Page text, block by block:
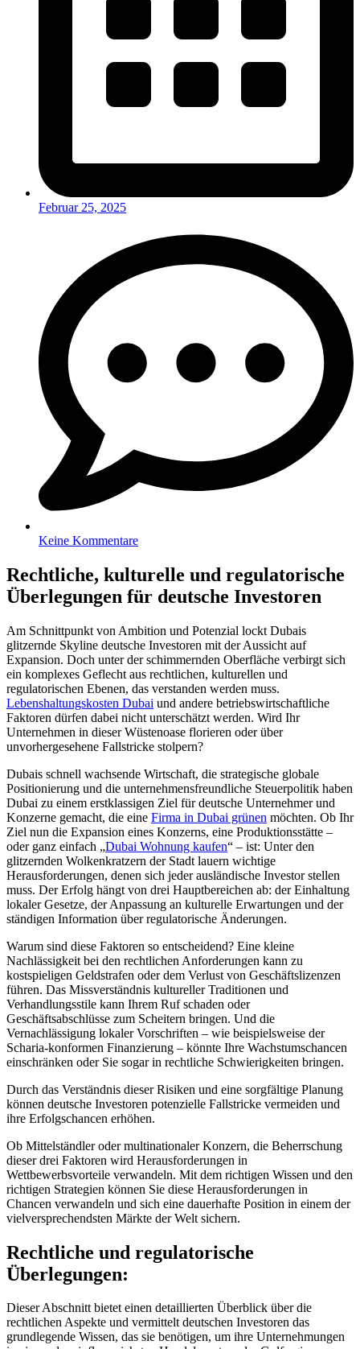
Februar 25, 2025
Keine Kommentare
Rechtliche, kulturelle und regulatorische
Überlegungen für deutsche Investoren
Am Schnittpunkt von Ambition und Potenzial lockt Dubais
glitzernde Skyline deutsche Investoren mit der Aussicht auf
Expansion. Doch unter der schimmernden Oberfläche verbirgt sich
ein komplexes Geflecht aus rechtlichen, kulturellen und
regulatorischen Ebenen, das verstanden werden muss.
Lebenshaltungskosten Dubai und andere betriebswirtschaftliche
Faktoren dürfen dabei nicht unterschätzt werden. Wird Ihr
Unternehmen in dieser Wüstenoase florieren oder über
unvorhergesehene Fallstricke stolpern?
Dubais schnell wachsende Wirtschaft, die strategische globale
Positionierung und die unternehmensfreundliche Steuerpolitik haben
Dubai zu einem erstklassigen Ziel für deutsche Unternehmer und
Konzerne gemacht, die eine Firma in Dubai grünen möchten. Ob Ihr
Ziel nun die Expansion eines Konzerns, eine Produktionsstätte –
oder ganz einfach „Dubai Wohnung kaufen“ – ist: Unter den
glitzernden Wolkenkratzern der Stadt lauern wichtige
Herausforderungen, denen sich jeder ausländische Investor stellen
muss. Der Erfolg hängt von drei Hauptbereichen ab: der Einhaltung
lokaler Gesetze, der Anpassung an kulturelle Erwartungen und der
ständigen Information über regulatorische Änderungen.
Warum sind diese Faktoren so entscheidend? Eine kleine
Nachlässigkeit bei den rechtlichen Anforderungen kann zu
kostspieligen Geldstrafen oder dem Verlust von Geschäftslizenzen
führen. Das Missverständnis kultureller Traditionen und
Verhandlungsstile kann Ihrem Ruf schaden oder
Geschäftsabschlüsse zum Scheitern bringen. Und die
Vernachlässigung lokaler Vorschriften – wie beispielsweise der
Scharia-konformen Finanzierung – könnte Ihre Wachstumschancen
einschränken oder Sie sogar in rechtliche Schwierigkeiten bringen.
Durch das Verständnis dieser Risiken und eine sorgfältige Planung
können deutsche Investoren potenzielle Fallstricke vermeiden und
ihre Erfolgschancen erhöhen.
Ob Mittelständler oder multinationaler Konzern, die Beherrschung
dieser drei Faktoren wird Herausforderungen in
Wettbewerbsvorteile verwandeln. Mit dem richtigen Wissen und den
richtigen Strategien können Sie diese Herausforderungen in
Chancen verwandeln und sich eine dauerhafte Position in einem der
vielversprechendsten Märkte der Welt sichern.
Rechtliche und regulatorische
Überlegungen:
Dieser Abschnitt bietet einen detaillierten Überblick über die
rechtlichen Aspekte und vermittelt deutschen Investoren das
grundlegende Wissen, das sie benötigen, um ihre Unternehmungen